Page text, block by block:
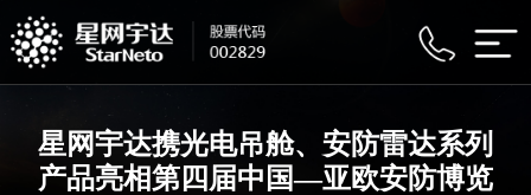
星网宇达携光电吊舱、安防雷达系列
产品亮相第四届中国—亚欧安防博览